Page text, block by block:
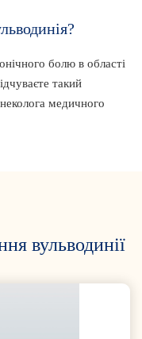
болю в області
такий
медичного
вульводинії